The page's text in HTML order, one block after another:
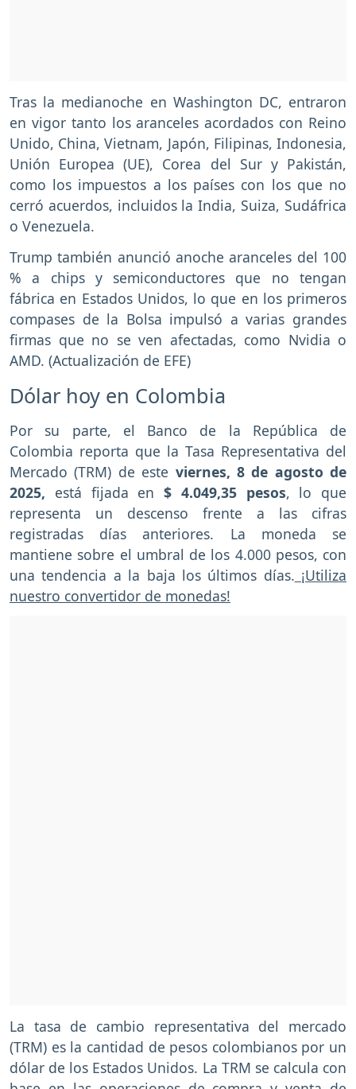
Tras la medianoche en Washington DC, entraron
en vigor tanto los aranceles acordados con Reino
Unido, China, Vietnam, Japón, Filipinas, Indonesia,
Unión Europea (UE), Corea del Sur y Pakistán,
como los impuestos a los países con los que no
cerró acuerdos, incluidos la India, Suiza, Sudáfrica
o Venezuela.
Trump también anunció anoche aranceles del 100
% a chips y semiconductores que no tengan
fábrica en Estados Unidos, lo que en los primeros
compases de la Bolsa impulsó a varias grandes
firmas que no se ven afectadas, como Nvidia o
AMD. (Actualización de EFE)
Dólar hoy en Colombia
Por su parte, el Banco de la República de
Colombia reporta que la Tasa Representativa del
Mercado (TRM) de este viernes, 8 de agosto de
2025, está fijada en $ 4.049,35 pesos, lo que
representa un descenso frente a las cifras
registradas días anteriores. La moneda se
mantiene sobre el umbral de los 4.000 pesos, con
una tendencia a la baja los últimos días. ¡Utiliza
nuestro convertidor de monedas!
La tasa de cambio representativa del mercado
(TRM) es la cantidad de pesos colombianos por un
dólar de los Estados Unidos. La TRM se calcula con